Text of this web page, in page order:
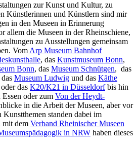
zur Kunst und Kultur, zu
Künstlerinnen und Künstlern sind mir
in den Museen in Erinnerung
allem die Museen in der Rheinschiene,
zu Ausstellungen gemeinsam
VomArp Museum Bahnhof
, das Kunstmuseum Bonn,
Bonn, das Museum Schnütgen, das
das Museum Ludwig und das Käthe
das K20/K21 in Düsseldorfbis hin
Essen oder zum Von der Heydt-
in die Arbeit der Museen, aber vor
standen dabei im
mit dem Verband Rheinischer Museen
in NRW haben dieses